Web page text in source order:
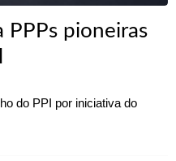
PPPs pioneiras
do PPI por iniciativa do